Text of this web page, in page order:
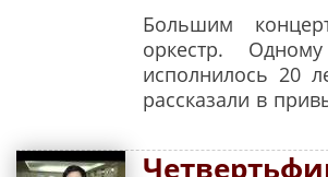
Большим
оркестр.
исполнилось 20
рассказали в